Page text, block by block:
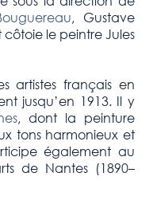
, Gustave
le peintre Jules
artistes français en
jusqu’en 1913. Il y
, dont la peinture
tons harmonieux et
également au
de Nantes (1890–